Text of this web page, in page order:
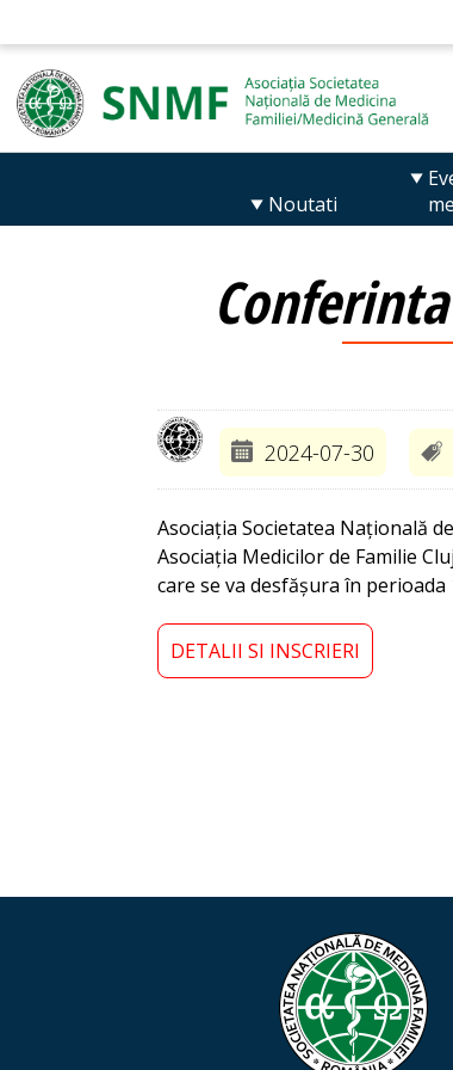
Noutati
2024-07-30
Asociația Societatea Națională
Asociația Medicilor de Familie
care se va desfășura în
DETALII SI INSCRIERI